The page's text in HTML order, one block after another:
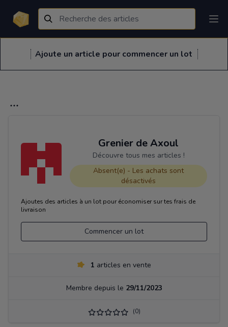
Grenier de Axoul
Découvre tous mes articles !
Absent(e) - Les achats sont
désactivés
Ajoutes des articles à un lot pour économiser sur tes frais de
livraison
Commencer un lot
1 articles en vente
Membre depuis le 29/11/2023
(0)
Ajoute un article pour commencer un lot